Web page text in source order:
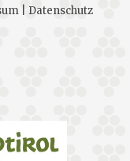
| Datenschutz